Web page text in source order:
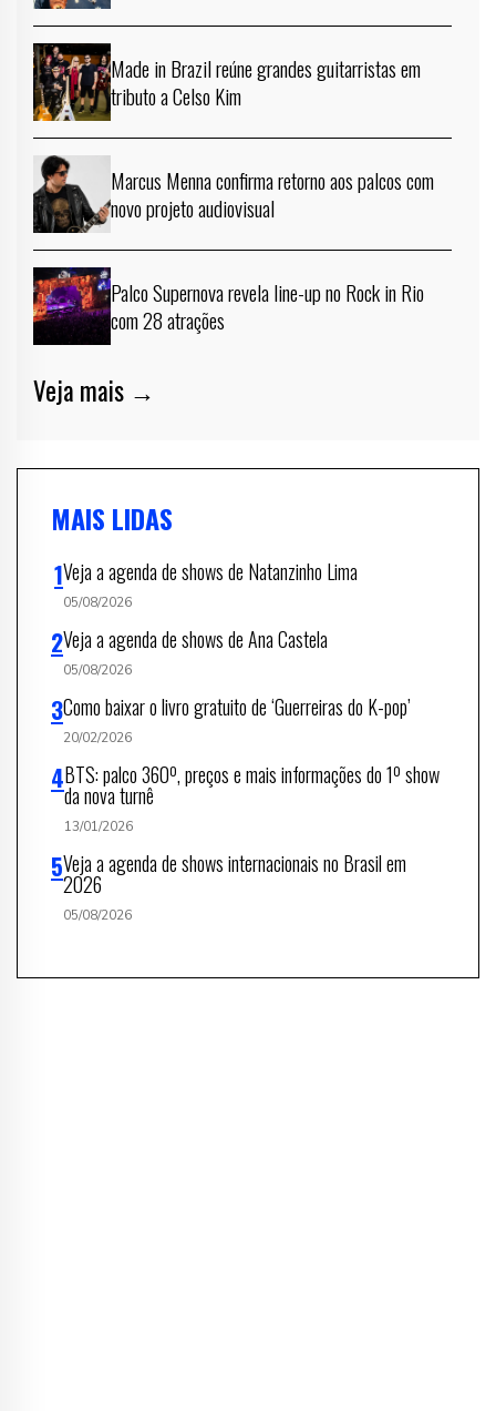
Made in Brazil reúne grandes guitarristas em
tributo a Celso Kim
Marcus Menna confirma retorno aos palcos com
novo projeto audiovisual
Palco Supernova revela line-up no Rock in Rio
com 28 atrações
Veja mais →
MAIS LIDAS
Veja a agenda de shows de Natanzinho Lima
05/08/2026
Veja a agenda de shows de Ana Castela
05/08/2026
Como baixar o livro gratuito de ‘Guerreiras do K-pop’
20/02/2026
BTS: palco 360º, preços e mais informações do 1º show
da nova turnê
13/01/2026
Veja a agenda de shows internacionais no Brasil em
2026
05/08/2026